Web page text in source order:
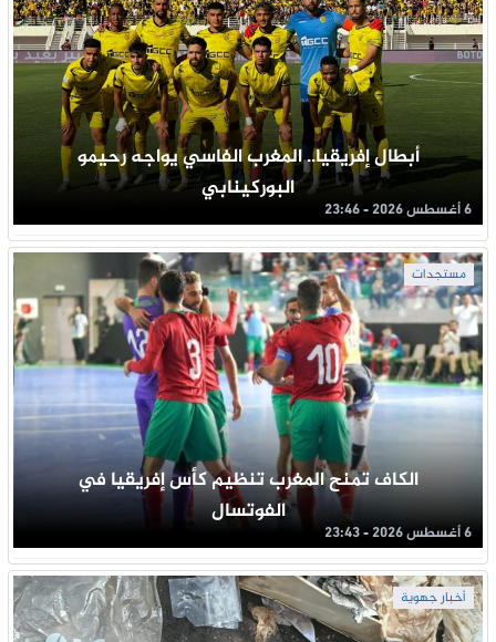
أبطال إفريقيا.. المغرب الفاسي يواجه رحيمو
البوركينابي
6 أغسطس 2026 - 23:46
مستجدات
الكاف تمنح المغرب تنظيم كأس إفريقيا في
الفوتسال
6 أغسطس 2026 - 23:43
أخبار جهوية